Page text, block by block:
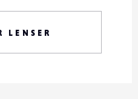
LENSER